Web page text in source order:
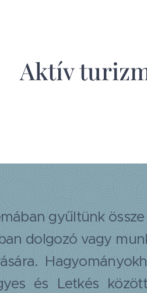
Aktív
gyűltünk
dolgozó vagy
és Letkés